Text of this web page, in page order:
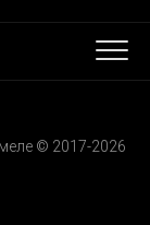
© 2017-2026